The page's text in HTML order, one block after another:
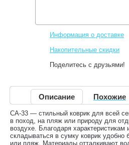
Информация о доставке
Накопительные скидки
Поделитесь с друзьями!
Описание Похожие
CA-33 — стильный коврик для всей
в поход, на пляж или природу для
воздухе. Благодаря характеристикам
складываться в сумку коврик удобно
или пляж. Материалы отталкивают